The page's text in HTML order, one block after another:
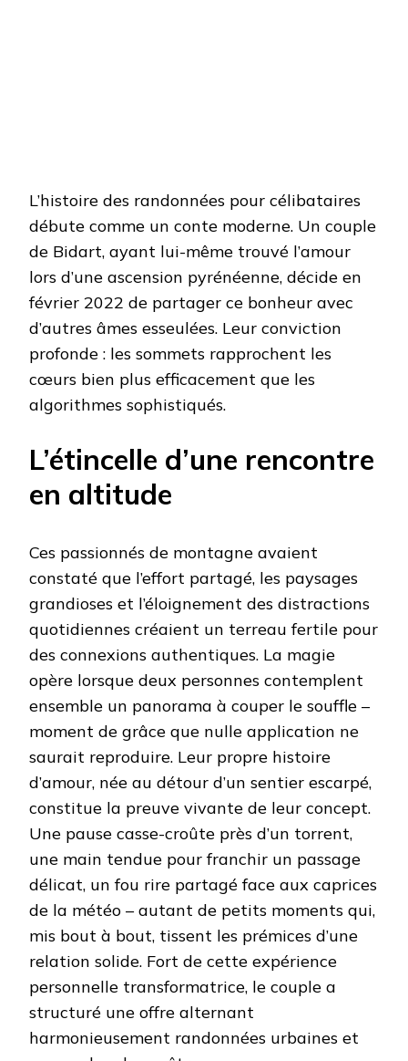
L’histoire des randonnées pour célibataires
débute comme un conte moderne. Un couple
de Bidart, ayant lui-même trouvé l’amour
lors d’une ascension pyrénéenne, décide en
février 2022 de partager ce bonheur avec
d’autres âmes esseulées. Leur conviction
profonde : les sommets rapprochent les
cœurs bien plus efficacement que les
algorithmes sophistiqués.
L’étincelle d’une rencontre
en altitude
Ces passionnés de montagne avaient
constaté que l’effort partagé, les paysages
grandioses et l’éloignement des distractions
quotidiennes créaient un terreau fertile pour
des connexions authentiques. La magie
opère lorsque deux personnes contemplent
ensemble un panorama à couper le souffle –
moment de grâce que nulle application ne
saurait reproduire. Leur propre histoire
d’amour, née au détour d’un sentier escarpé,
constitue la preuve vivante de leur concept.
Une pause casse-croûte près d’un torrent,
une main tendue pour franchir un passage
délicat, un fou rire partagé face aux caprices
de la météo – autant de petits moments qui,
mis bout à bout, tissent les prémices d’une
relation solide. Fort de cette expérience
personnelle transformatrice, le couple a
structuré une offre alternant
harmonieusement randonnées urbaines et